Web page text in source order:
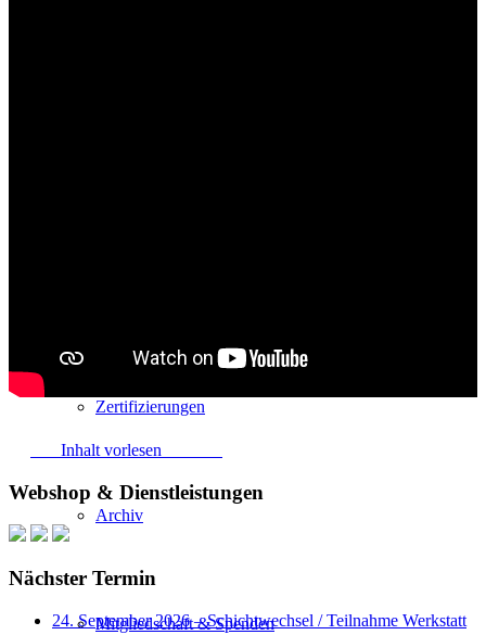
Zertifizierungen
Archiv
Mitgliedschaft & Spenden
Inhalt vorlesen
Webshop & Dienstleistungen
Nächster Termin
24. September 2026 – Schichtwechsel / Teilnahme Werkstatt